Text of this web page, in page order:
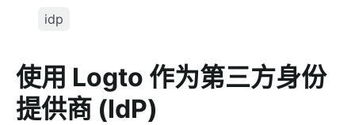
idp
使用 Logto 作为第三方身份
提供商 (IdP)